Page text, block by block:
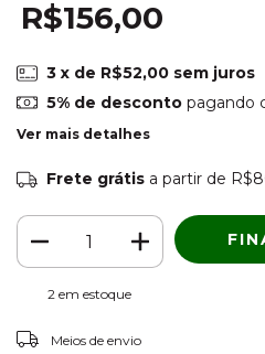
R$156,00
3 x de R$52,00 sem juros
5% de descontopagando
Ver mais detalhes
Frete grátis a partir de
2 em estoque
Entregas para o CEP:
Meios de envio